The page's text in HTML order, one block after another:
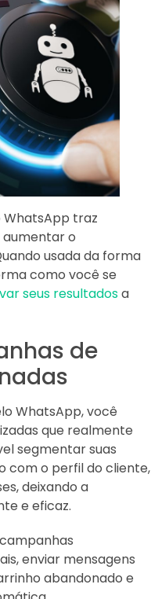
WhatsApp traz
o
usada da forma
como você se
seus resultadosa
de
WhatsApp, você
que realmente
segmentar suas
com o perfil do cliente,
deixando a
e eficaz.
enviar mensagens
abandonado e